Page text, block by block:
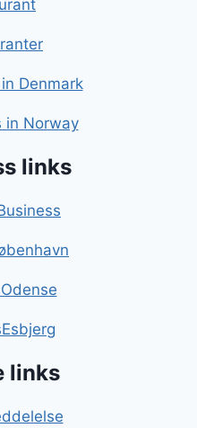
Denmark
in Norway
links
links